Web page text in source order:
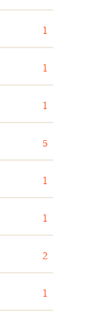
1
1
1
5
1
1
2
1